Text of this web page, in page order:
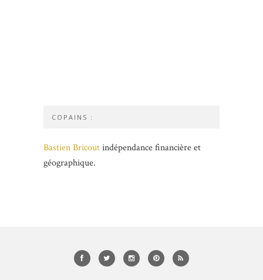
COPAINS :
Bastien Bricoutindépendance financière et
géographique.